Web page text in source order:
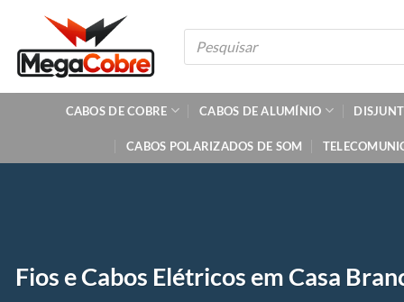
content
Pesquisar
produtos
CABOS DE COBRE CABOS DE ALUMÍNIO
CABOS POLARIZADOS DE SOM
Fios e Cabos Elétricos em Casa